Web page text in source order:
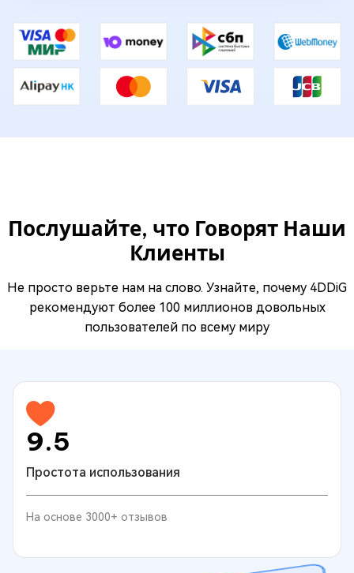
Послушайте, что Говорят Наши
Клиенты
Не просто верьте нам на слово. Узнайте, почему 4DDiG
рекомендуют более 100 миллионов довольных
пользователей по всему миру
9.5
Простота использования
На основе 3000+ отзывов